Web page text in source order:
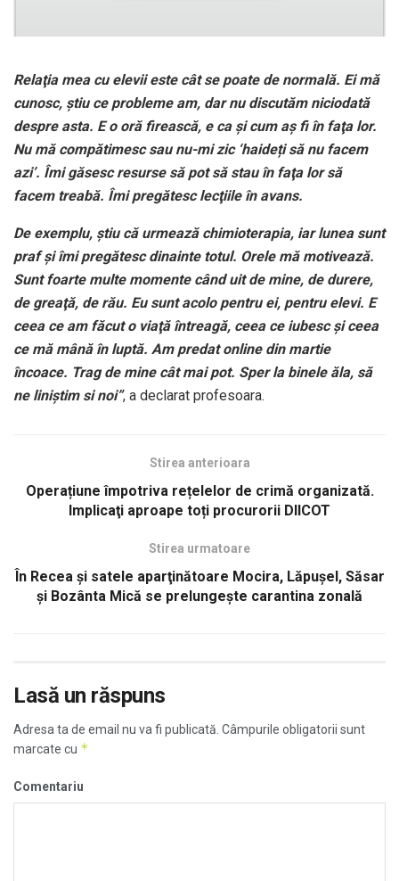
Relaţia mea cu elevii este cât se poate de normală. Ei mă
cunosc, ştiu ce probleme am, dar nu discutăm niciodată
despre asta. E o oră firească, e ca şi cum aş fi în faţa lor.
Nu mă compătimesc sau nu-mi zic ‘haideți să nu facem
azi’. Îmi găsesc resurse să pot să stau în faţa lor să
facem treabă. Îmi pregătesc lecţiile în avans.
De exemplu, ştiu că urmează chimioterapia, iar lunea sunt
praf şi îmi pregătesc dinainte totul. Orele mă motivează.
Sunt foarte multe momente când uit de mine, de durere,
de greaţă, de rău. Eu sunt acolo pentru ei, pentru elevi. E
ceea ce am făcut o viaţă întreagă, ceea ce iubesc şi ceea
ce mă mână în luptă. Am predat online din martie
încoace. Trag de mine cât mai pot. Sper la binele ăla, să
ne liniştim si noi”, a declarat profesoara.
Stirea anterioara
Operațiune împotriva rețelelor de crimă organizată.
Implicaţi aproape toți procurorii DIICOT
Stirea urmatoare
În Recea şi satele aparţinătoare Mocira, Lăpușel, Săsar
și Bozânta Mică se prelungeşte carantina zonală
Lasă un răspuns
Adresa ta de email nu va fi publicată. Câmpurile obligatorii sunt
marcate cu *
Comentariu